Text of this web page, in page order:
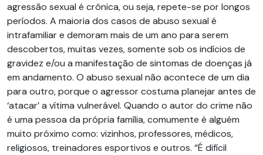
agressão sexual é crônica, ou seja, repete-se por longos
períodos. A maioria dos casos de abuso sexual é
intrafamiliar e demoram mais de um ano para serem
descobertos, muitas vezes, somente sob os indícios de
gravidez e/ou a manifestação de sintomas de doenças já
em andamento. O abuso sexual não acontece de um dia
para outro, porque o agressor costuma planejar antes de
‘atacar’ a vítima vulnerável. Quando o autor do crime não
é uma pessoa da própria família, comumente é alguém
muito próximo como: vizinhos, professores, médicos,
religiosos, treinadores esportivos e outros. “É difícil